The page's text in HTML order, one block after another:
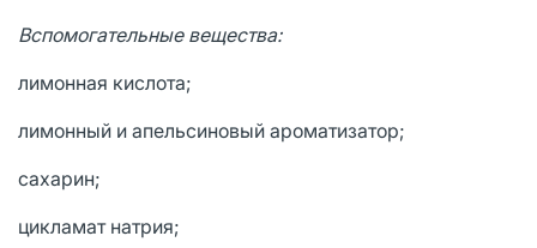
Вспомогательные вещества:
лимонная кислота;
лимонный и апельсиновый ароматизатор;
сахарин;
цикламат натрия;